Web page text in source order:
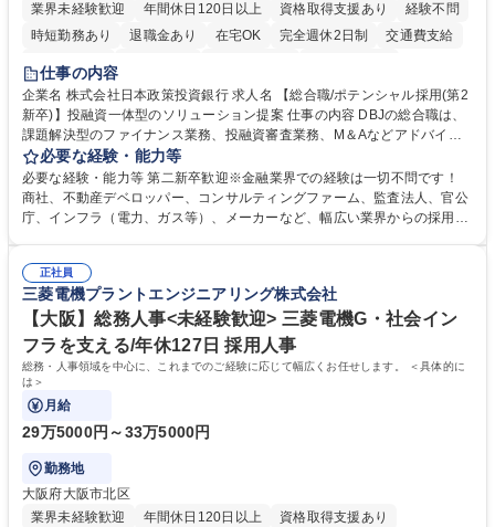
業界未経験歓迎
年間休日120日以上 資格取得支援あり
経験不問
時短勤務あり
退職金あり 在宅OK 完全週休2日制
交通費支給
駅近5分以内
食事補助あり
託児所あり
仕事の内容
企業名 株式会社日本政策投資銀行 求人名 【総合職/ポテンシャル採用(第2
新卒)】投融資一体型のソリューション提案 仕事の内容 DBJの総合職は、
課題解決型のファイナンス業務、投融資審査業務、M＆Aなどアドバイザ
リー業務、地域戦略企画業務など、多様な業務に精通し、複数の専門性を
掛け合わせて広く社会に貢献していく職種です。 入社後は、横断的なロー
テーションを経て適性や専門性に応じたキャリアを形成していただきま
す。総合職として入社いただき、下記いずれかの部門でご活躍いただきま
ート・ナレッジ業務 ※それぞれの業務内容に関しては、別途その他労働条
件備考欄に記載 募集職種 【総合職/ポテンシャル採用(第2新卒)】投融資一
体型のソリューション提案
必要な経験・能力等
必要な経験・能力等 第二新卒歓迎※金融業界での経験は一切不問です！
商社、不動産デベロッパー、コンサルティングファーム、監査法人、官公
庁、インフラ（電力、ガス等）、メーカーなど、幅広い業界からの採用実
く高い志を併せもった人材を求めています。ポテンシャル採用（第2新
卒）では、金融業界での経験や知識を問いません。新たな時代を見据え
て、複雑化する社会課題の解決に向けて先鞭をつける役割を担いたい、と
いう気概をお持ちの方を心待ちにしています。 学歴・資格 学歴：大学院
大学 語学力： 資格：
正社員
三菱電機プラントエンジニアリング株式会社
【大阪】総務人事<未経験歓迎> 三菱電機G・社会イン
フラを支える/年休127日 採用人事
総務・人事領域を中心に、これまでのご経験に応じて幅広くお任せします。 ＜具体的に
は＞
月給
29万5000円～33万5000円
勤務地
大阪府大阪市北区
業界未経験歓迎
年間休日120日以上 資格取得支援あり